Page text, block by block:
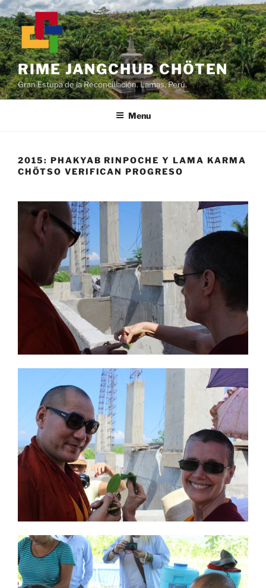
Skip
to
content
RIME JANGCHUB CHÖTEN
Gran Estupa de la Reconciliación. Lamas, Perú.
Menu
2015: PHAKYAB RINPOCHE Y LAMA KARMA
CHÖTSO VERIFICAN PROGRESO